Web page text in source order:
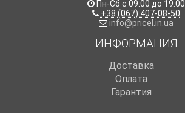
Пн-Сб с 09:00 до 19:00
+38 (067) 407-08-50
info@pricel.in.ua
ИНФОРМАЦИЯ
Доставка
Оплата
Гарантия